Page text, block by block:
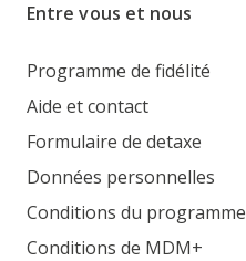
Entre vous et nous
Programme de fidélité
Aide et contact
Formulaire de detaxe
Données personnelles
Conditions du
Conditions de MDM+